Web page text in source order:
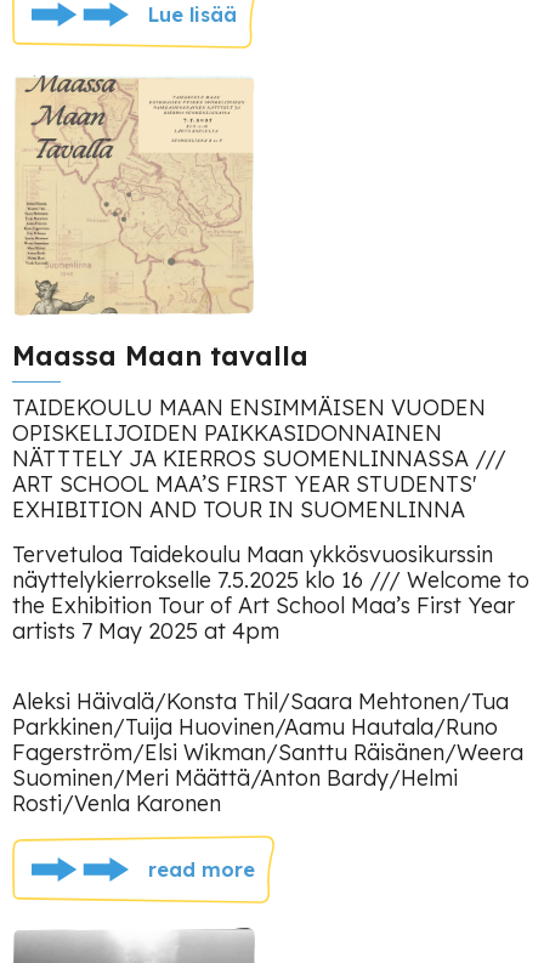
Lue lisää
Maassa Maan tavalla
TAIDEKOULU MAAN ENSIMMÄISEN VUODEN
OPISKELIJOIDEN PAIKKASIDONNAINEN
NÄTTTELY JA KIERROS SUOMENLINNASSA ///
ART SCHOOL MAA’S FIRST YEAR STUDENTS'
EXHIBITION AND TOUR IN SUOMENLINNA
Tervetuloa Taidekoulu Maan ykkösvuosikurssin
näyttelykierrokselle 7.5.2025 klo 16 /// Welcome to
the Exhibition Tour of Art School Maa’s First Year
artists 7 May 2025 at 4pm
Aleksi Häivalä/Konsta Thil/Saara Mehtonen/Tua
Parkkinen/Tuija Huovinen/Aamu Hautala/Runo
Fagerström/Elsi Wikman/Santtu Räisänen/Weera
Suominen/Meri Määttä/Anton Bardy/Helmi
Rosti/Venla Karonen
read more